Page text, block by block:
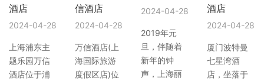
酒店
2024-04-28
上海浦东主
题乐园万信
酒店位于浦
信酒店
2024-04-28
万信酒店(上
海国际旅游
度假区店)位
2024-04-28
2019年元
旦，伴随着
新年的钟
声，上海丽
酒店
2024-04-28
厦门波特曼
七星湾酒
店，坐落于